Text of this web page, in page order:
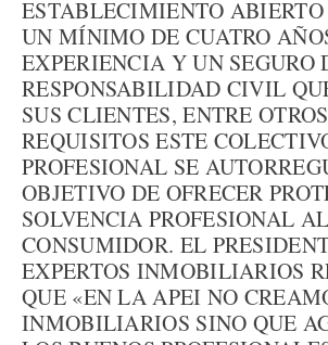
ESTABLECIMIENTO
UN MÍNIMO DE CUATRO
EXPERIENCIA Y UN SEGURO
RESPONSABILIDAD CIVIL
SUS CLIENTES, ENTRE
REQUISITOS ESTE
PROFESIONAL SE
OBJETIVO DE OFRECER
SOLVENCIA PROFESIONAL AL
CONSUMIDOR. EL
EXPERTOS INMOBILIARIOS
QUE «EN LA APEI NO
INMOBILIARIOS SINO QUE